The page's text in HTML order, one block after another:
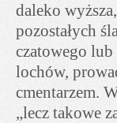
daleko
pozostałych
czatowego
lochów,
cmentarzem.
„lecz takowe